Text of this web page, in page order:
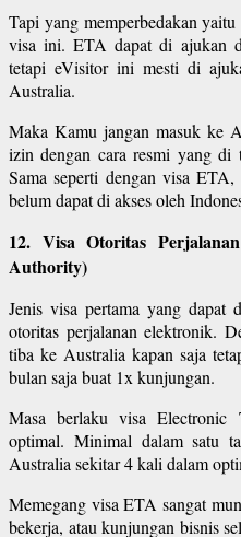
Tapi yang memperbedakan
visa ini. ETA dapat di ajukan
tetapi eVisitor ini mesti di
Australia.
Maka Kamu jangan masuk ke
izin dengan cara resmi yang di
Sama seperti dengan visa
belum dapat di akses oleh
12. Visa Otoritas
Authority)
Jenis visa pertama yang
otoritas perjalanan elektronik.
tiba ke Australia kapan saja
bulan saja buat 1x kunjungan.
Masa berlaku visa
optimal. Minimal dalam satu
Australia sekitar 4 kali dalam
Memegang visa ETA sangat
bekerja, atau kunjungan bisnis